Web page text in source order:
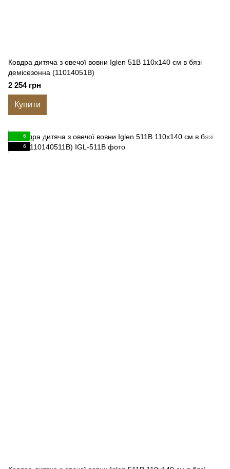
Ковдра дитяча з овечої вовни Iglen 51B 110x140 см в бязі
демісезонна (11014051B)
2 254 грн
Купити
6
6